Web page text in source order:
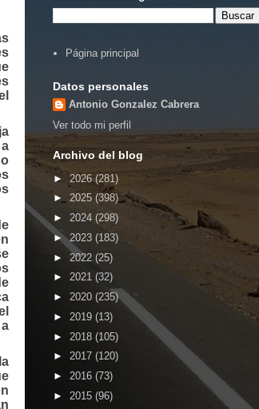
Página principal
Datos personales
Antonio Gonzalez Cabrera
Ver todo mi perfil
Archivo del blog
► 2026 (281)
► 2025 (398)
► 2024 (298)
►2023 (183)
► 2022 (25)
► 2021 (32)
► 2020 (235)
► 2019 (13)
► 2018 (105)
► 2017 (120)
► 2016 (73)
► 2015 (96)